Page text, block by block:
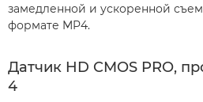
замедленной и ускоренной
формате MP4.
Датчик HD CMOS PRO,
4